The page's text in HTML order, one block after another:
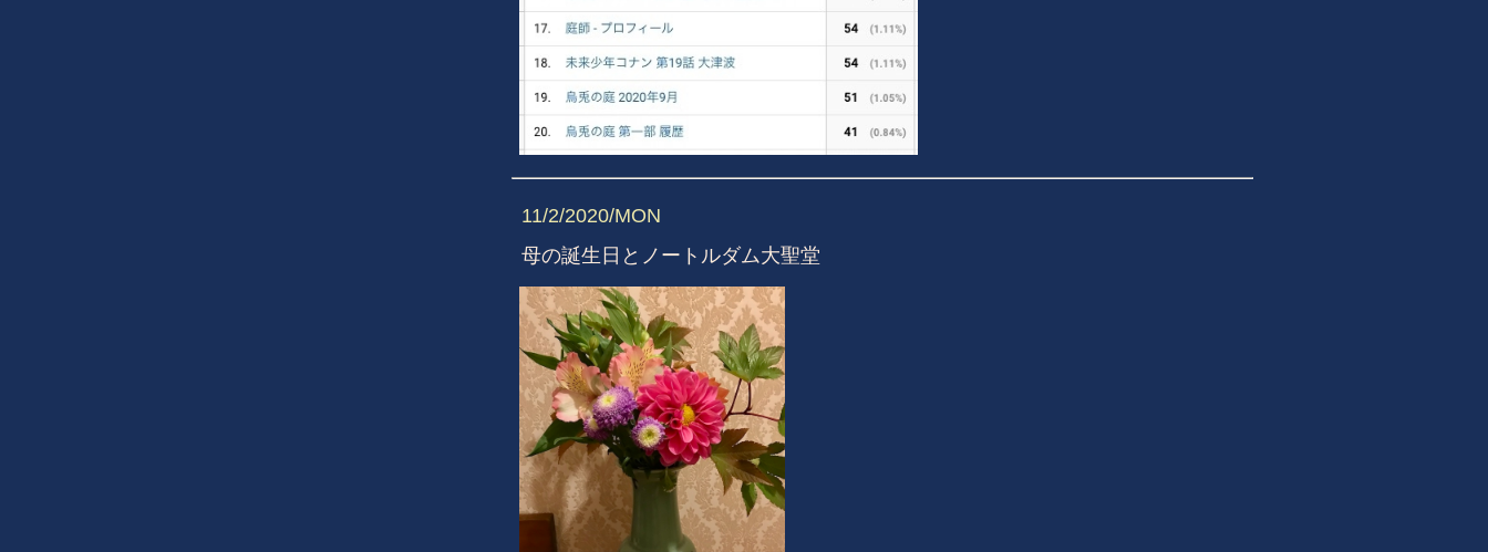
11/2/2020/MON
母の誕生日とノートルダム大聖堂